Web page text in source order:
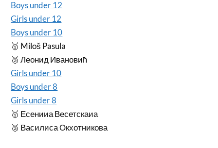
Boys under 12
Girls under 12
Boys under 10
🥇 Miloš Pasula
🥈 Леонид Ивановић
Girls under 10
Boys under 8
Girls under 8
🥇 Есенииа Весетскаиа
🥈 Василиса Окхотникова